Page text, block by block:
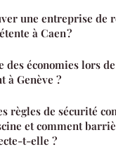
une entreprise de
à Caen ?
des économies lors
à Genève ?
règles de sécurité
et comment
t-elle ?